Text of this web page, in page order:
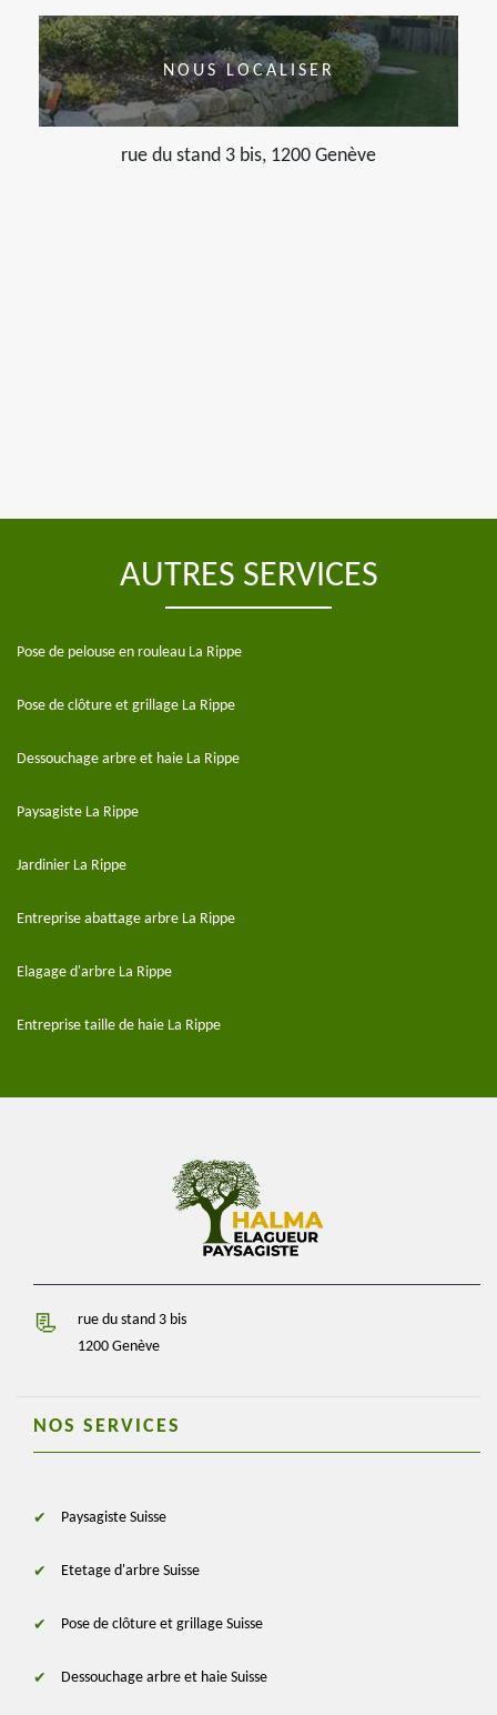
NOUS LOCALISER
rue du stand 3 bis, 1200 Genève
AUTRES SERVICES
Pose de pelouse en rouleau La Rippe
Pose de clôture et grillage La Rippe
Dessouchage arbre et haie La Rippe
Paysagiste La Rippe
Jardinier La Rippe
Entreprise abattage arbre La Rippe
Elagage d'arbre La Rippe
Entreprise taille de haie La Rippe
rue du stand 3 bis
1200 Genève
NOS SERVICES
Paysagiste Suisse
Etetage d'arbre Suisse
Pose de clôture et grillage Suisse
Dessouchage arbre et haie Suisse